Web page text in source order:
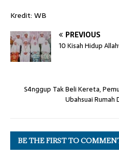
Kredit: WB
PREVIOUS
10 Kisah Hidup
S4nggup Tak Beli Kereta,
Ubahsuai Rumah
BE THE FIRST TO